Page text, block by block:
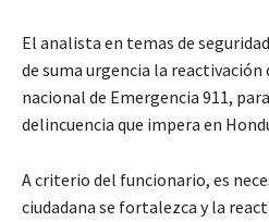
El analista en temas de
de suma urgencia la reactivación
nacional de Emergencia 911,
delincuencia que impera en
A criterio del funcionario, es
ciudadana se fortalezca y la